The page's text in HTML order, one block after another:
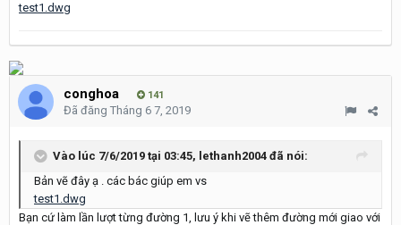
test1.dwg
conghoa 141
Đã đăng Tháng 6 7, 2019
Vào lúc 7/6/2019 tại 03:45, lethanh2004 đã nói:
Bản vẽ đây ạ . các bác giúp em vs
test1.dwg
Bạn cứ làm lần lượt từng đường 1, lưu ý khi vẽ thêm đường mới giao với